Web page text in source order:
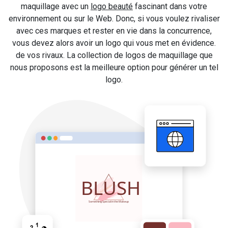
maquillage avec un logo beauté fascinant dans votre
environnement ou sur le Web. Donc, si vous voulez rivaliser
avec ces marques et rester en vie dans la concurrence,
vous devez alors avoir un logo qui vous met en évidence.
de vos rivaux. La collection de logos de maquillage que
nous proposons est la meilleure option pour générer un tel
logo.